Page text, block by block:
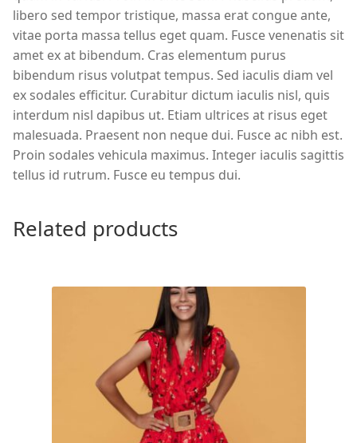
libero sed tempor tristique, massa erat congue ante,
vitae porta massa tellus eget quam. Fusce venenatis sit
amet ex at bibendum. Cras elementum purus
bibendum risus volutpat tempus. Sed iaculis diam vel
ex sodales efficitur. Curabitur dictum iaculis nisl, quis
interdum nisl dapibus ut. Etiam ultrices at risus eget
malesuada. Praesent non neque dui. Fusce ac nibh est.
Proin sodales vehicula maximus. Integer iaculis sagittis
tellus id rutrum. Fusce eu tempus dui.
Related products